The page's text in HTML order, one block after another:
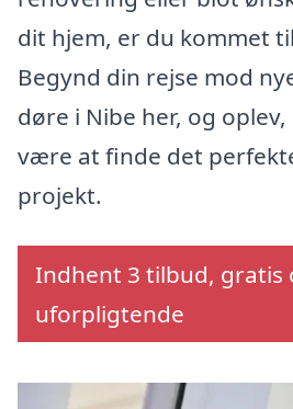
dit hjem, er du kommet
Begynd din rejse mod
døre i Nibe her, og
være at finde det
projekt.
Indhent 3 tilbud, gratis
uforpligtende